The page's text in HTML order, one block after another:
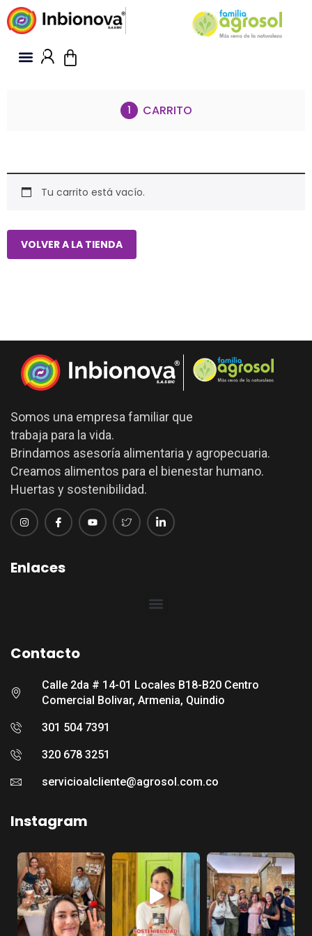
CARRITO
Tu carrito está vacío.
VOLVER A LA TIENDA
Somos una empresa familiar que
trabaja para la vida.
Brindamos asesoría alimentaria y agropecuaria.
Creamos alimentos para el bienestar humano.
Huertas y sostenibilidad.
Enlaces
Contacto
Calle 2da # 14-01 Locales B18-B20 Centro
Comercial Bolivar, Armenia, Quindio
301 504 7391
320 678 3251
servicioalcliente@agrosol.com.co
Instagram